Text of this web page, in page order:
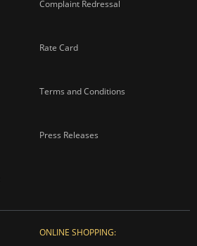
Complaint Redressal
Rate Card
Terms and Conditions
Press Releases
ONLINE SHOPPING: